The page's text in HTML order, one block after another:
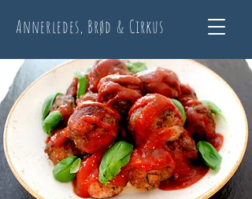
Annerledes, Brød & Cirkus